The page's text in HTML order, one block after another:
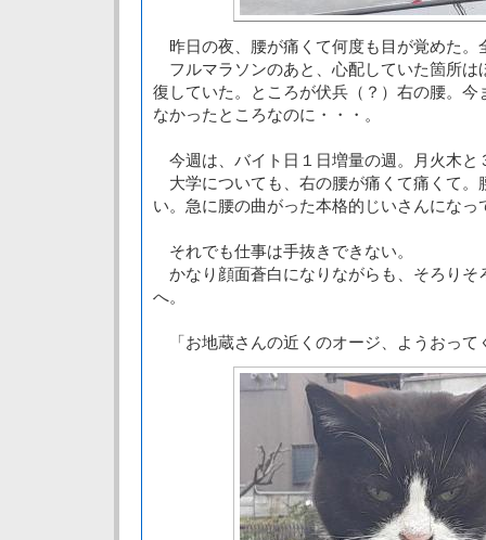
昨日の夜、腰が痛くて何度も目が覚めた。
フルマラソンのあと、心配していた箇所は
復していた。ところが伏兵（？）右の腰。今
なかったところなのに・・・。
今週は、バイト日１日増量の週。月火木と
大学についても、右の腰が痛くて痛くて。
い。急に腰の曲がった本格的じいさんになっ
それでも仕事は手抜きできない。
かなり顔面蒼白になりながらも、そろりそ
へ。
「お地蔵さんの近くのオージ、ようおって